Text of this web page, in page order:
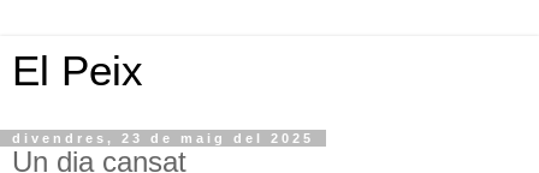
El Peix
divendres, 23 de maig del 2025
Un dia cansat